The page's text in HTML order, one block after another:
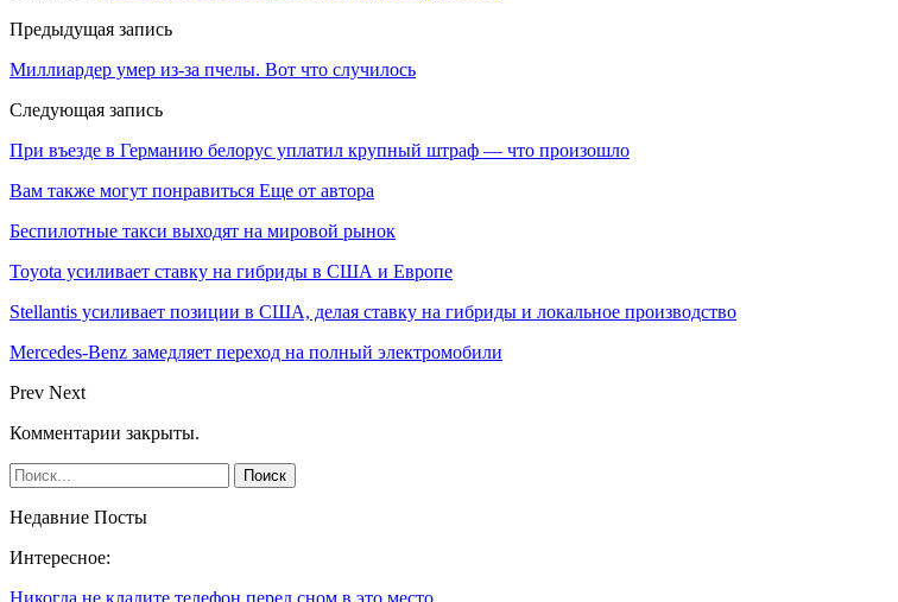
Предыдущая запись
Миллиардер умер из-за пчелы. Вот что случилось
Следующая запись
При въезде в Германию белорус уплатил крупный штраф — что произошло
Вам также могут понравиться Еще от автора
Беспилотные такси выходят на мировой рынок
Toyota усиливает ставку на гибриды в США и Европе
Stellantis усиливает позиции в США, делая ставку на гибриды и локальное производство
Mercedes-Benz замедляет переход на полный электромобили
Prev Next
Комментарии закрыты.
Недавние Посты
Интересное:
Никогда не кладите телефон перед сном в это место